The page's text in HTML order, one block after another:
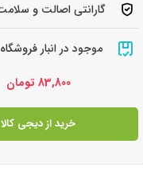
گارانتی اصالت و
موجود در انبار
83,800 تومان
خرید از دیجی کالا